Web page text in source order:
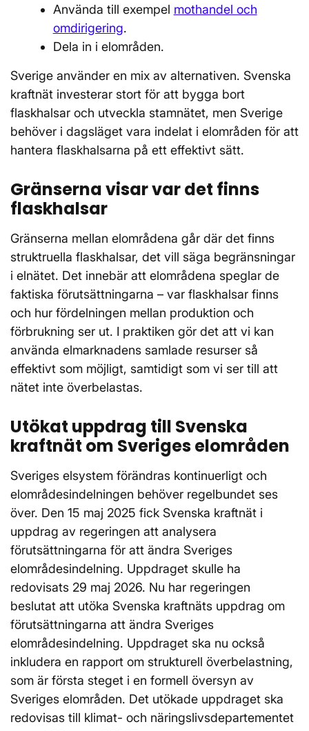
Använda till exempel mothandel och
omdirigering.
Dela in i elområden.
Sverige använder en mix av alternativen. Svenska
kraftnät investerar stort för att bygga bort
flaskhalsar och utveckla stamnätet, men Sverige
behöver i dagsläget vara indelat i elområden för att
hantera flaskhalsarna på ett effektivt sätt.
Gränserna visar var det finns
flaskhalsar
Gränserna mellan elområdena går där det finns
struktruella flaskhalsar, det vill säga begränsningar
i elnätet. Det innebär att elområdena speglar de
faktiska förutsättningarna – var flaskhalsar finns
och hur fördelningen mellan produktion och
förbrukning ser ut. I praktiken gör det att vi kan
använda elmarknadens samlade resurser så
effektivt som möjligt, samtidigt som vi ser till att
nätet inte överbelastas.
Utökat uppdrag till Svenska
kraftnät om Sveriges elområden
Sveriges elsystem förändras kontinuerligt och
elområdesindelningen behöver regelbundet ses
över. Den 15 maj 2025 fick Svenska kraftnät i
uppdrag av regeringen att analysera
förutsättningarna för att ändra Sveriges
elområdesindelning. Uppdraget skulle ha
redovisats 29 maj 2026. Nu har regeringen
beslutat att utöka Svenska kraftnäts uppdrag om
förutsättningarna att ändra Sveriges
elområdesindelning. Uppdraget ska nu också
inkludera en rapport om strukturell överbelastning,
som är första steget i en formell översyn av
Sveriges elområden. Det utökade uppdraget ska
redovisas till klimat- och näringslivsdepartementet